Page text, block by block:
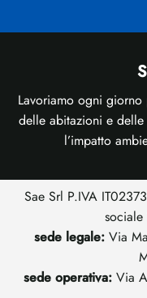
Lavoriamo ogni giorno
delle abitazioni e
l’impatto
Sae Srl P.IVA
sede legale: Via
sede operativa:Via